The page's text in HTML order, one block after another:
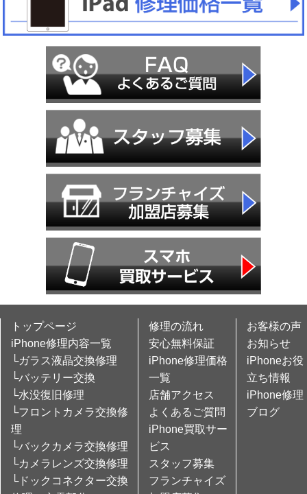
トップページ
iPhone修理内容一覧
└ガラス液晶交換修理
└バッテリー交換
└水没復旧修理
└フロントカメラ交換修
理
└バックカメラ交換修理
└カメラレンズ交換修理
└ドックコネクター交換
修理の流れ
安心無料保証
iPhone修理価格
一覧
店舗アクセス
よくあるご質問
iPhone買取サー
ビス
スタッフ募集
フランチャイズ
お客様の声
お知らせ
iPhoneお役
立ち情報
iPhone修理
ブログ